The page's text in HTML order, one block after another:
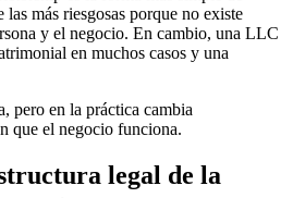
las más riesgosas porque no existe
y el negocio. En cambio, una LLC
en muchos casos y una
pero en la práctica cambia
que el negocio funciona.
legal de la